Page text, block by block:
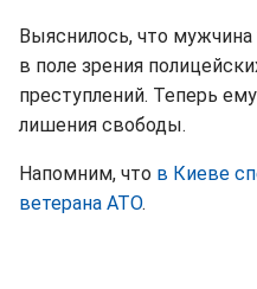
Выяснилось, что
в поле зрения
преступлений. Теперь
лишения свободы.
Напомним, что в Киеве
ветерана АТО.